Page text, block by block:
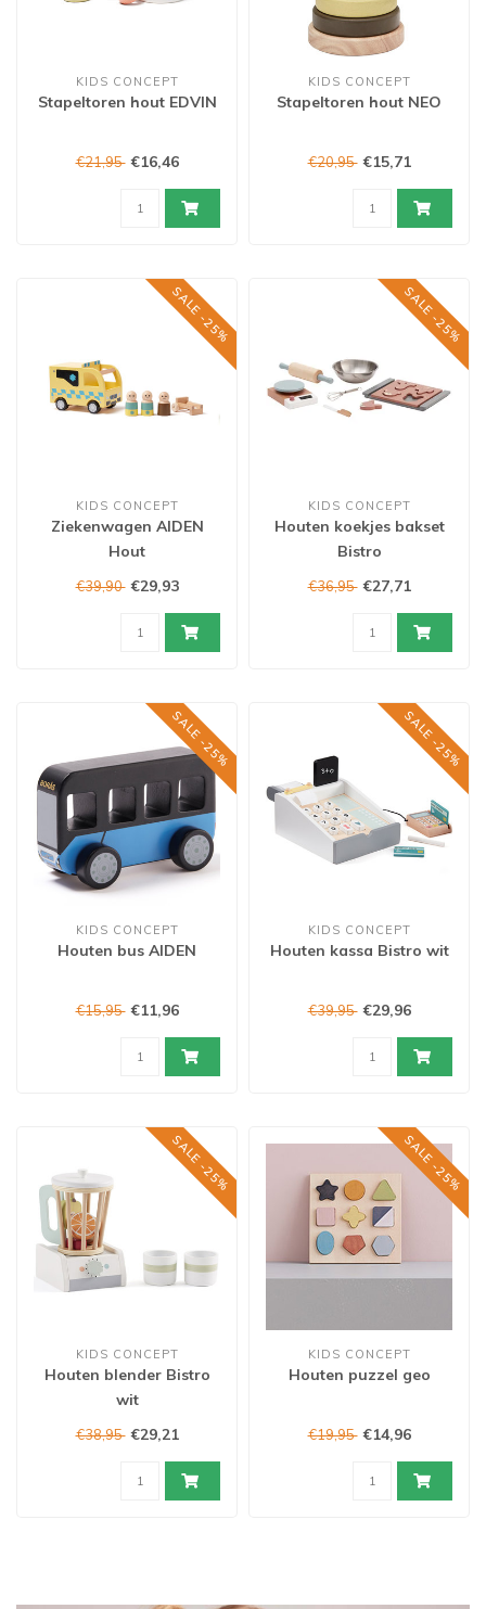
KIDS CONCEPT
Stapeltoren hout EDVIN
€21,95 €16,46
KIDS CONCEPT
Stapeltoren hout NEO
€20,95 €15,71
SALE -25%
KIDS CONCEPT
Ziekenwagen AIDEN
Hout
€39,90 €29,93
SALE -25%
KIDS CONCEPT
Houten koekjes bakset
Bistro
€36,95 €27,71
SALE -25%
KIDS CONCEPT
Houten bus AIDEN
€15,95 €11,96
SALE -25%
KIDS CONCEPT
Houten kassa Bistro wit
€39,95 €29,96
SALE -25%
KIDS CONCEPT
Houten blender Bistro
wit
€38,95 €29,21
SALE -25%
KIDS CONCEPT
Houten puzzel geo
€19,95 €14,96